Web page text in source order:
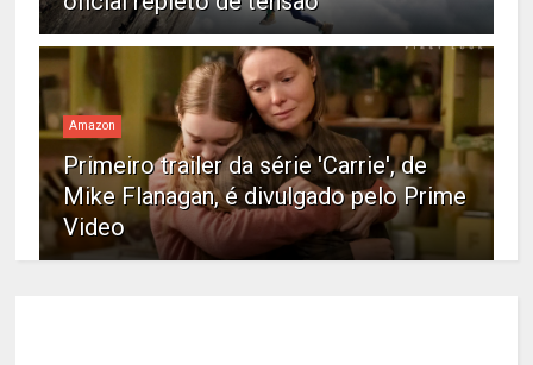
Amazon
Primeiro trailer da série 'Carrie', de
Mike Flanagan, é divulgado pelo Prime
Video